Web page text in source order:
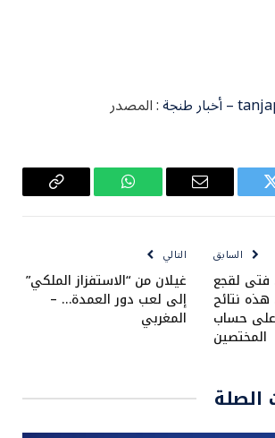
: المصدر
تويتر
البريد
واتساب
Copy
السابق
فتى لقجع
نتائح
على حساب
المختصين
التالي
غيلان من “الاستفزاز الملكي”
إلى لعب دور العمدة… –
المغربي
الصلة